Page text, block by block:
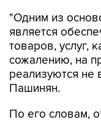
товаров, услуг,
сожалению, на
реализуются не
Пашинян.
По его словам,